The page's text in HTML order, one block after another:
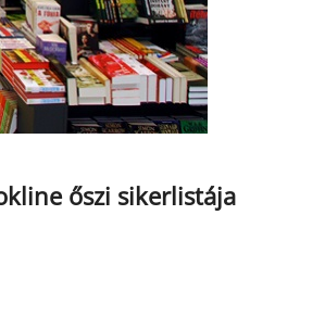
őszi sikerlistája